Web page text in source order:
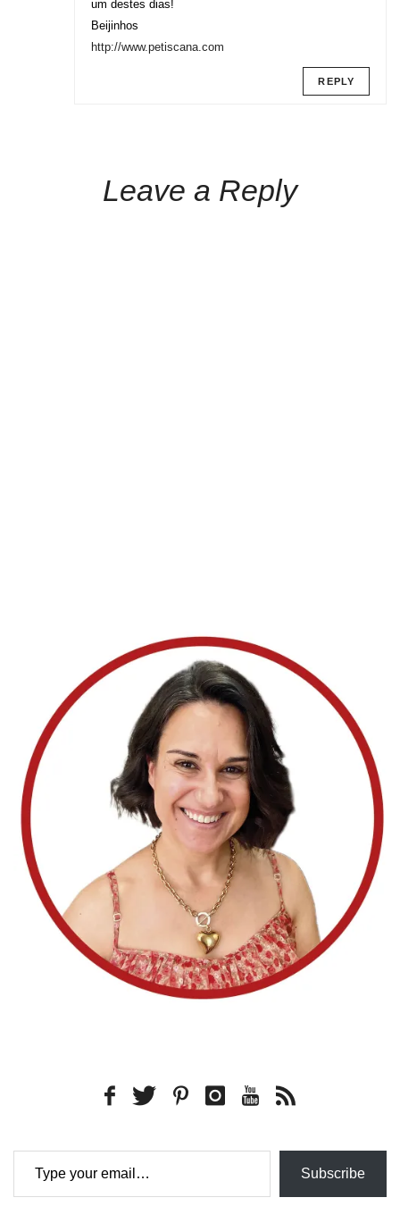
um destes dias!
Beijinhos
http://www.petiscana.com
REPLY
Leave a Reply
Type your email…
Subscribe